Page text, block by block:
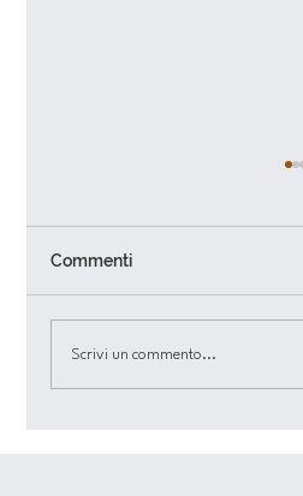
Commenti
Scrivi un commento...